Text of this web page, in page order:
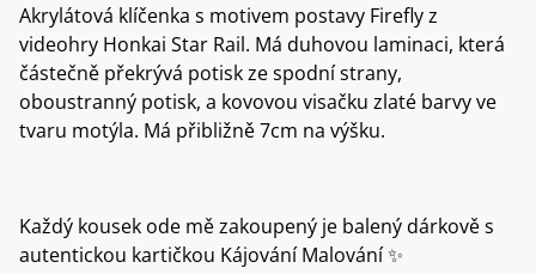
Akrylátová klíčenka s motivem postavy Firefly z
videohry Honkai Star Rail. Má duhovou laminaci, která
částečně překrývá potisk ze spodní strany,
oboustranný potisk, a kovovou visačku zlaté barvy ve
tvaru motýla. Má přibližně 7cm na výšku.
Každý kousek ode mě zakoupený je balený dárkově s
autentickou kartičkou Kájování Malování ✨